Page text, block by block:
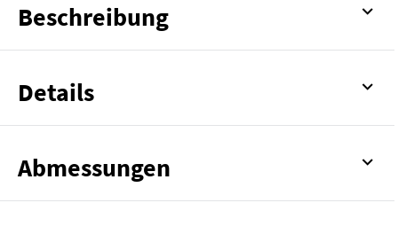
Beschreibung
Details
Abmessungen